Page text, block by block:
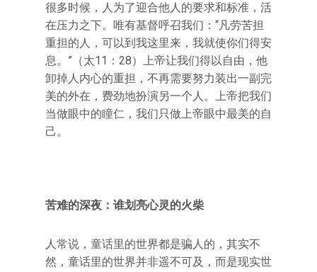
很多时候，人为了迎合他人的要求和标准，活
在压力之下。唯有基督呼召我们：“凡劳苦担
重担的人，可以到我这里来，我就使你们得安
息。”（太11：28）上帝让我们得以自由，他
卸掉人内心的重担，不再需要努力装出一副完
美的外在，费劲地扮演另一个人。上帝把我们
当做眼中的瞳仁，我们只做上帝眼中最美的自
己。
苦难的深夜：谁划亮心灵的火柴
人常说，童话里的世界都是骗人的，其实不
然，童话里的世界并非遥不可及，而是现实世